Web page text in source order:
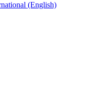
(English)